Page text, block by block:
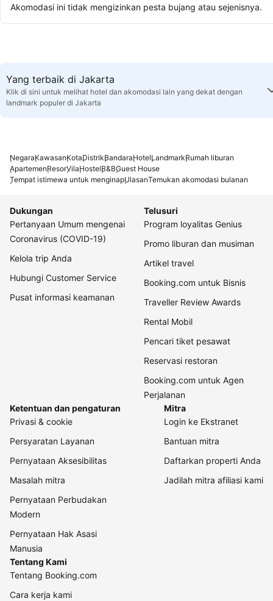
Akomodasi ini tidak mengizinkan pesta bujang atau sejenisnya.
Yang terbaik di Jakarta
Klik di sini untuk melihat hotel dan akomodasi lain yang dekat dengan
landmark populer di Jakarta
NegaraKawasanKotaDistrikBandaraHotelLandmarkRumah liburan
ApartemenResorVilaHostelB&BGuest House
Tempat istimewa untuk menginapUlasanTemukan akomodasi bulanan
Dukungan
Pertanyaan Umum mengenai
Coronavirus (COVID-19)
Kelola trip Anda
Hubungi Customer Service
Pusat informasi keamanan
Telusuri
Program loyalitas Genius
Promo liburan dan musiman
Artikel travel
Booking.com untuk Bisnis
Traveller Review Awards
Rental Mobil
Pencari tiket pesawat
Reservasi restoran
Booking.com untuk Agen
Perjalanan
Ketentuan dan pengaturan
Privasi & cookie
Persyaratan Layanan
Pernyataan Aksesibilitas
Masalah mitra
Pernyataan Perbudakan
Modern
Pernyataan Hak Asasi
Manusia
Mitra
Login ke Ekstranet
Bantuan mitra
Daftarkan properti Anda
Jadilah mitra afiliasi kami
Tentang Kami
Tentang Booking.com
Cara kerja kami